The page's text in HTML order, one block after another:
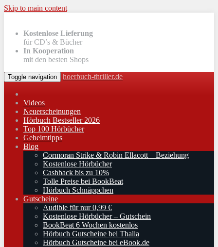
Skip to main content
Kostenlose Lieferung
für CD’s & Bücher
In Kooperation
mit den besten Shops
Toggle navigation hoerbuch-thriller.de
Videos
Neuerscheinungen
Hörbuch Bestseller 2026
Top 100 Hörbücher
Geheimtipps
Blog
Cormoran Strike & Robin Ellacott – Beziehung
Kostenlose Hörbücher
Cashback bis zu 10%
Tolle Preise bei BookBeat
Hörbuch Schnäppchen
Gutscheine
Audible für nur 0,99 €
Kostenlose Hörbücher – Gutschein
BookBeat 6 Wochen kostenlos
Hörbuch Gutscheine bei Thalia
Hörbuch Gutscheine bei eBook.de